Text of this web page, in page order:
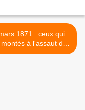
1871 : ceux qui
à l'assaut du
ciel ... >